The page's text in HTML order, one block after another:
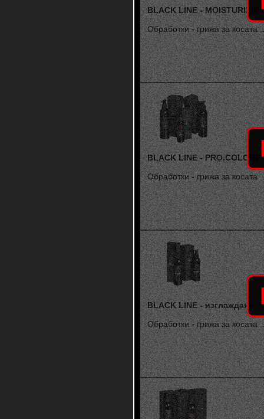
BLACK LINE -
Обработки - грижа за косата
BLACK LINE - PRO.COLORE
Обработки - грижа за косата
BLACK LINE - изглаждане
Обработки - грижа за косата